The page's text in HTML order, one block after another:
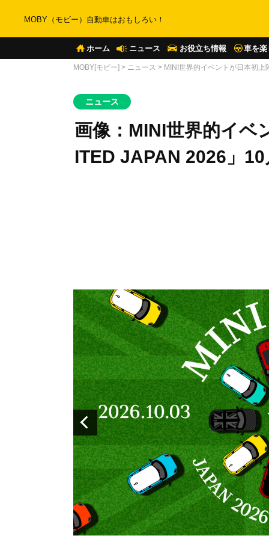
MOBY（モビー）自動車はおもしろい！
ホーム ニュース お役立ち情報 車を楽
MOBY[モビー] > ニュース > MINI世界的イベントが日本初
ニュース
画像：MINI世界的イ
ITED JAPAN 2026」